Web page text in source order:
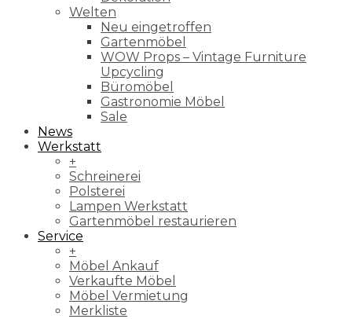
Welten
Neu eingetroffen
Gartenmöbel
WOW Props – Vintage Furniture
Upcycling
Büromöbel
Gastronomie Möbel
Sale
News
Werkstatt
+
Schreinerei
Polsterei
Lampen Werkstatt
Gartenmöbel restaurieren
Service
+
Möbel Ankauf
Verkaufte Möbel
Möbel Vermietung
Merkliste